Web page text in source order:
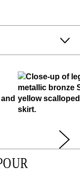
les
été portées